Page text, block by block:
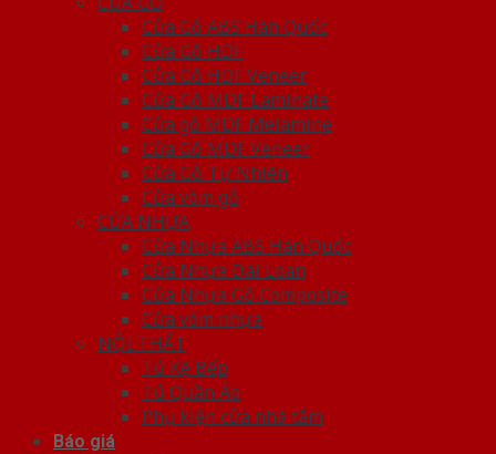
Cửa Gỗ ABS Hàn Quốc
Cửa Gỗ HDF
Cửa Gỗ HDF Veneer
Cửa Gỗ MDF Laminate
Cửa gỗ MDF Melamine
Cửa Gỗ MDF Veneer
Cửa Gỗ Tự Nhiên
Cửa vòm gỗ
CỬA NHỰA
Cửa Nhựa ABS Hàn Quốc
Cửa Nhựa Đài Loan
Cửa Nhựa Gỗ Composite
Cửa vòm nhựa
NỘI THẤT
Tủ Kệ Bếp
Tủ Quần Áo
Phụ kiện cửa nhà tắm
Báo giá